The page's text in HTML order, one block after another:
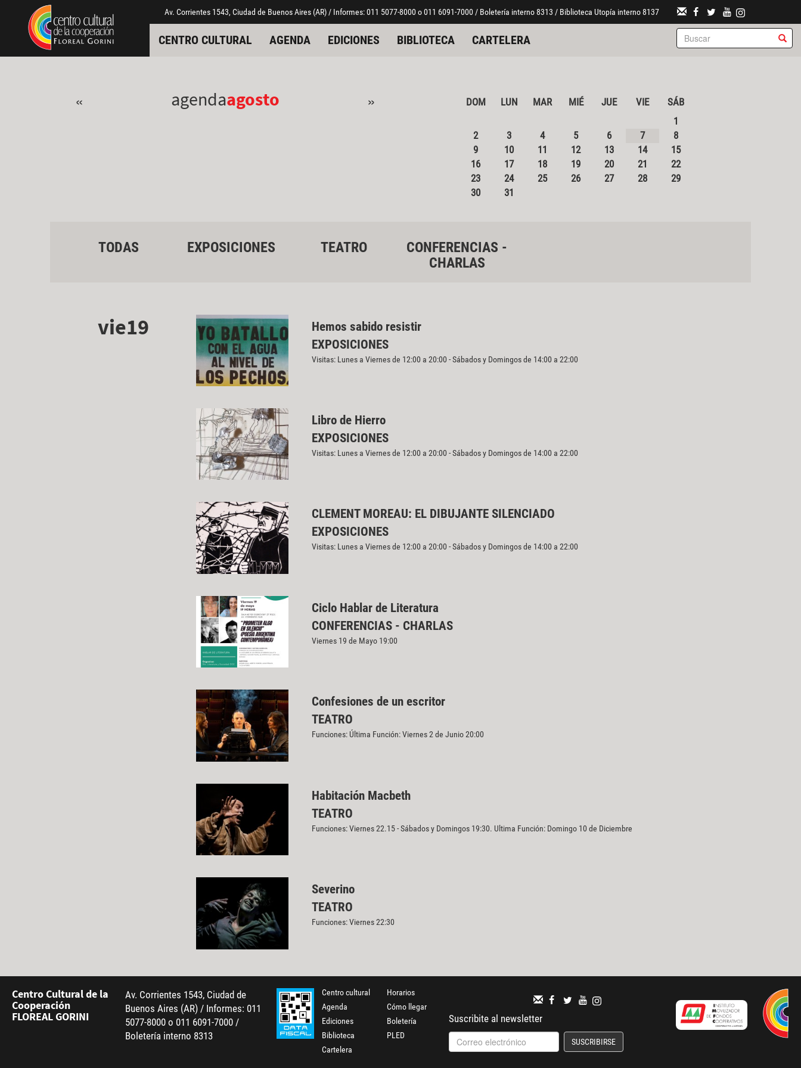
Pasar al contenido principal
Jump to main content Av. Corrientes 1543, Ciudad de Buenos Aires (AR) / Informes: 011 5077-8000 o 011 6091-7000 / Boletería interno 8313 / Biblioteca Utopía interno 8137
CENTRO CULTURAL AGENDA EDICIONES BIBLIOTECA CARTELERA
« agendaagosto » DOM LUN MAR MIÉ JUE VIE
SÁB
1
2
3 4 5 6 7
8
9
10 11 12 13 14
15
16
17 18 19 20 21
22
23
24 25 26 27 28
29
30
31
TODAS EXPOSICIONES TEATRO
CONFERENCIAS -
CHARLAS
vie19
Hemos sabido resistir
EXPOSICIONES
Visitas: Lunes a Viernes de 12:00 a 20:00 - Sábados y Domingos de 14:00 a 22:00
Libro de Hierro
EXPOSICIONES
Visitas: Lunes a Viernes de 12:00 a 20:00 - Sábados y Domingos de 14:00 a 22:00
CLEMENT MOREAU: EL DIBUJANTE SILENCIADO
EXPOSICIONES
Visitas: Lunes a Viernes de 12:00 a 20:00 - Sábados y Domingos de 14:00 a 22:00
Ciclo Hablar de Literatura
CONFERENCIAS - CHARLAS
Viernes 19 de Mayo 19:00
Confesiones de un escritor
TEATRO
Funciones: Última Función: Viernes 2 de Junio 20:00
Habitación Macbeth
TEATRO
Funciones: Viernes 22.15 - Sábados y Domingos 19:30. Ultima Función: Domingo 10 de Diciembre
Severino
TEATRO
Funciones: Viernes 22:30
Centro Cultural de la
Cooperación
FLOREAL GORINI
Av. Corrientes 1543, Ciudad de
Buenos Aires (AR) / Informes: 011
5077-8000 o 011 6091-7000 /
Boletería interno 8313
Centro cultural
Agenda
Ediciones
Biblioteca
Cartelera
Horarios
Cómo llegar
Boletería
PLED
Suscribite al newsletter
SUSCRIBIRSE